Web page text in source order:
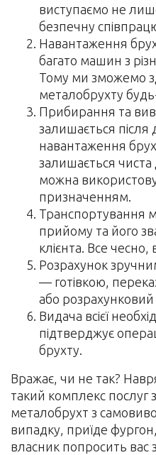
виступаємо не
безпечну
Навантаження
багато машин з
Тому ми зможемо
металобрухту
Прибирання та
залишається
навантаження
залишається чиста
можна
призначенням.
Транспортування
прийому та його
клієнта. Все чесно,
Розрахунок
— готівкою,
або розрахунковий
Видача всієї
підтверджує
брухту.
Вражає, чи не так?
такий комплекс
металобрухт з
випадку, приїде
власник попросить вас